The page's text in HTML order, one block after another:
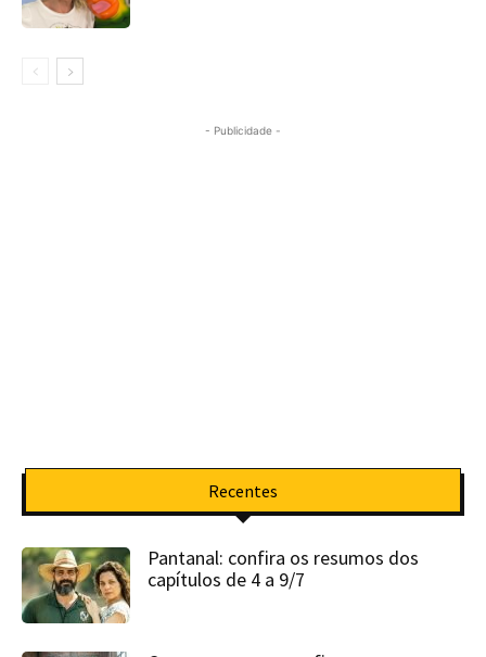
- Publicidade -
Recentes
Pantanal: confira os resumos dos
capítulos de 4 a 9/7